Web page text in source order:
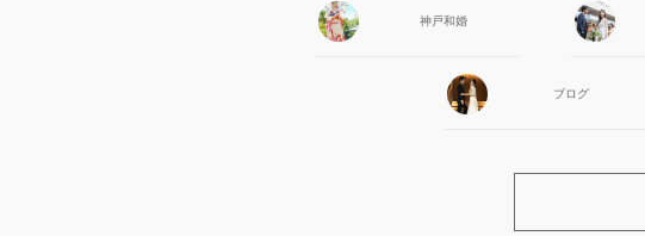
神戸和婚
ブログ